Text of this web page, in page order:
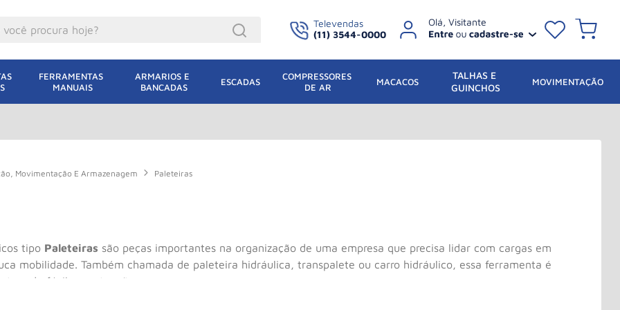
Televendas
(11) 3544-0000
FERRAMENTAS
MANUAIS
ARMARIOS E
BANCADAS
ESCADAS
COMPRESSORES
DE AR
MACACOS
TALHAS E
GUINCHOS
MOVIMENTAÇÃO
Movimentação E Armazenagem Paleteiras
tipo Paleteiras são peças importantes na organização de uma empresa que precisa lidar com cargas em
mobilidade. Também chamada de paleteira hidráulica, transpalete ou carro hidráulico, essa ferramenta é
e de fácil manutenção.
Jacare